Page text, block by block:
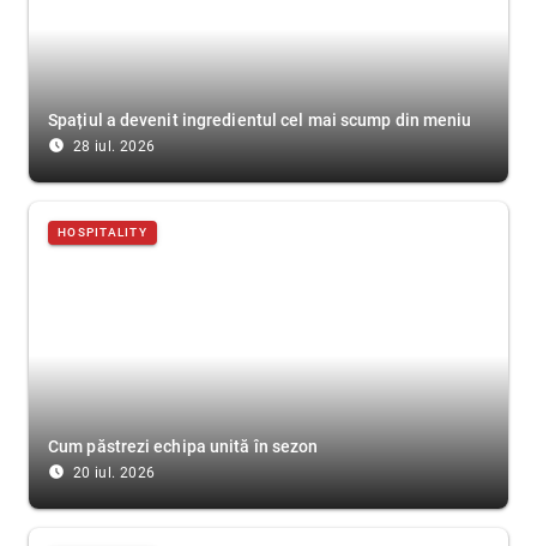
Spațiul a devenit ingredientul cel mai scump din meniu
access_time_filled 28 iul. 2026
HOSPITALITY
Cum păstrezi echipa unită în sezon
access_time_filled 20 iul. 2026